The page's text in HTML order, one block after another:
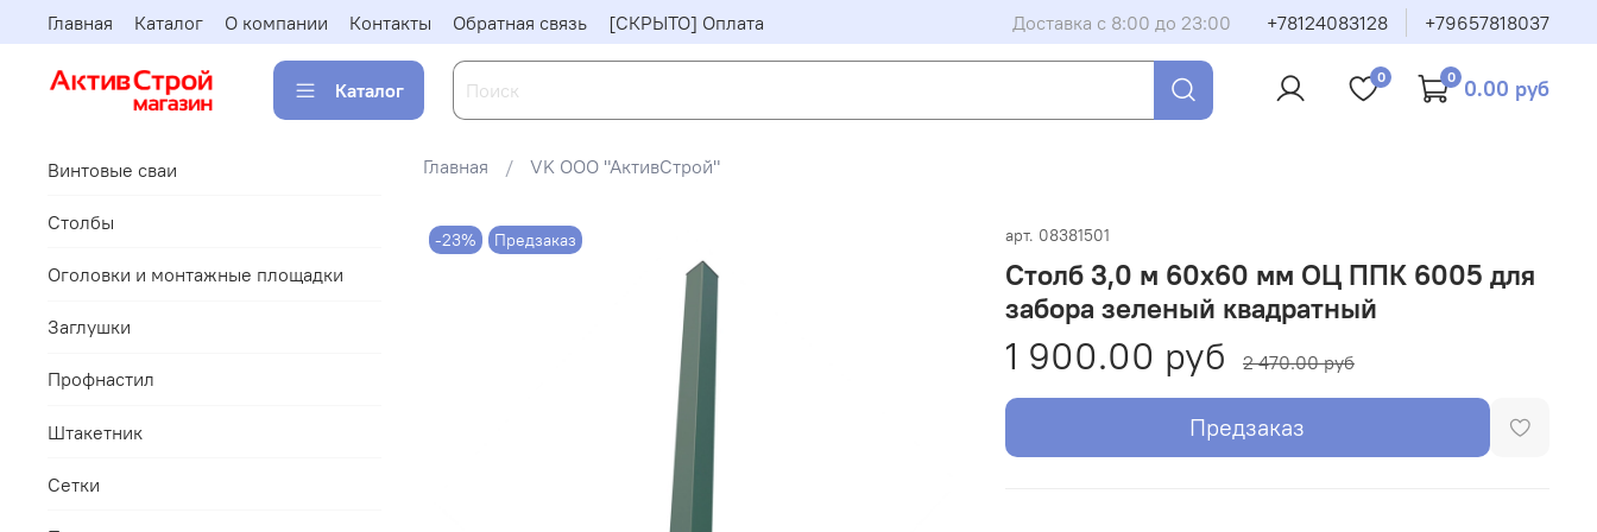
Главная Каталог О компании Контакты Обратная связь [СКРЫТО] Оплата Доставка с 8:00 до 23:00 +78124083128 +79657818037
Каталог
0 0 0.00 руб
Главная VK ООО "АктивСтрой"
-23% Предзаказ арт. 08381501
Столб 3,0 м 60х60 мм ОЦ ППК 6005 для
забора зеленый квадратный
1 900.00 руб 2 470.00 руб
Предзаказ
Винтовые сваи
Столбы
Оголовки и монтажные площадки
Заглушки
Профнастил
Штакетник
Сетки